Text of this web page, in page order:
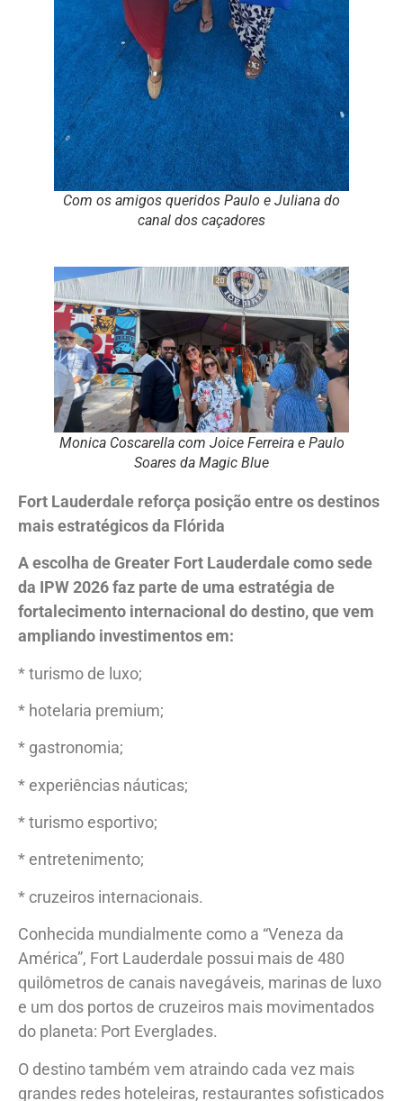
Com os amigos queridos Paulo e Juliana do
canal dos caçadores
Monica Coscarella com Joice Ferreira e Paulo
Soares da Magic Blue
Fort Lauderdale reforça posição entre os destinos
mais estratégicos da Flórida
A escolha de Greater Fort Lauderdale como sede
da IPW 2026 faz parte de uma estratégia de
fortalecimento internacional do destino, que vem
ampliando investimentos em:
* turismo de luxo;
* hotelaria premium;
* gastronomia;
* experiências náuticas;
* turismo esportivo;
* entretenimento;
* cruzeiros internacionais.
Conhecida mundialmente como a “Veneza da
América”, Fort Lauderdale possui mais de 480
quilômetros de canais navegáveis, marinas de luxo
e um dos portos de cruzeiros mais movimentados
do planeta: Port Everglades.
O destino também vem atraindo cada vez mais
grandes redes hoteleiras, restaurantes sofisticados